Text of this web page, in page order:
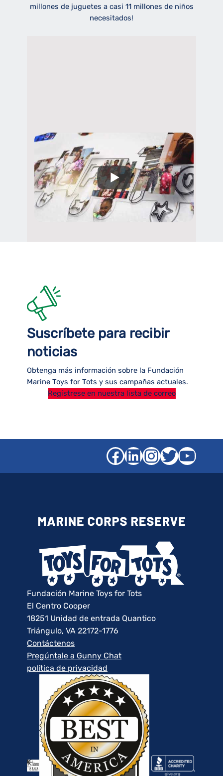
millones de juguetes a casi 11 millones de niños
necesitados!
Suscríbete para recibir
noticias
Obtenga más información sobre la Fundación
Marine Toys for Tots y sus campañas actuales.
Regístrese en nuestra lista de correo
Facebook
LinkedIn
Gorjeo
Fundación Marine Toys for Tots
El Centro Cooper
18251 Unidad de entrada Quantico
Triángulo, VA 22172-1776
Contáctenos
Pregúntale a Gunny Chat
política de privacidad